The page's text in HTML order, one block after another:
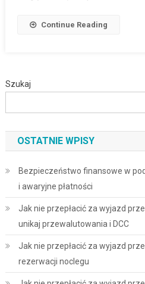
Continue Reading
Szukaj
OSTATNIE WPISY
Bezpieczeństwo finansowe w
i awaryjne płatności
Jak nie przepłacić za wyjazd
unikaj przewalutowania i DCC
Jak nie przepłacić za wyjazd
rezerwacji noclegu